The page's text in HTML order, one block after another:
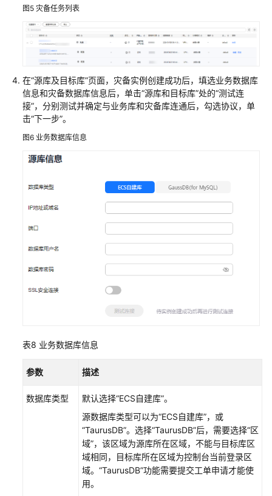
图5 灾备任务列表
在“源库及目标库”页面，灾备实例创建成功后，填选业务数据库
信息和灾备数据库信息后，单击“源库和目标库”处的“测试连
接”，分别测试并确定与业务库和灾备库连通后，勾选协议，单
击“下一步”。
图6 业务数据库信息
表8 业务数据库信息
参数 描述
数据库类型 默认选择“ECS自建库”。
源数据库类型可以为“ECS自建库”，或
“TaurusDB”。选择“TaurusDB”后，需要选择“区
域”，该区域为源库所在区域，不能与目标库区
域相同，目标库所在区域为控制台当前登录区
域。 “TaurusDB”功能需要提交工单申请才能使
用。